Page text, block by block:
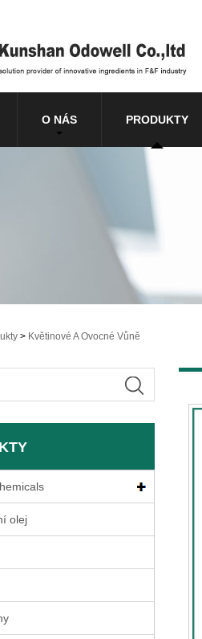
O NÁS PRODUKTY
> Květinové A Ovocné Vůně
olej